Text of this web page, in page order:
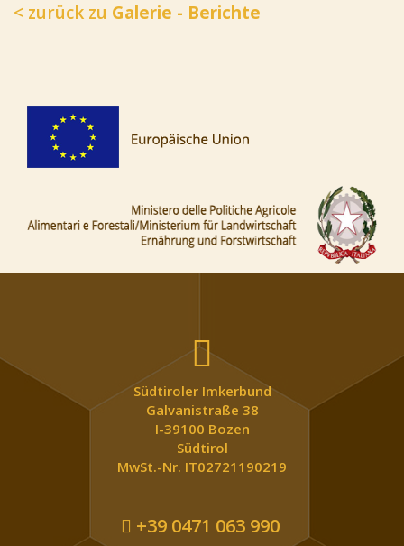
< zurück zu Galerie - Berichte
Südtiroler Imkerbund
Galvanistraße 38
I-39100 Bozen
Südtirol
MwSt.-Nr. IT02721190219
+39 0471 063 990